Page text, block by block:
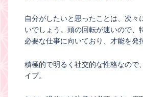
自分がしたいと思ったことは、次々
いでしょう。頭の回転が速いので、
必要な仕事に向いており、才能を発
積極的で明るく社交的な性格なので
イプ。